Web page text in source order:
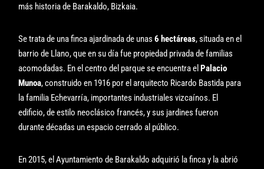
más historia de Barakaldo, Bizkaia.
Se trata de una finca ajardinada de unas6 hectáreas, situada en el
barrio de Llano, que en su día fue propiedad privada de familias
acomodadas. En el centro del parque se encuentra elPalacio
Munoa, construido en 1916 por el arquitecto Ricardo Bastida para
la familia Echevarría, importantes industriales vizcaínos. El
edificio, de estilo neoclásico francés, y sus jardines fueron
durante décadas un espacio cerrado al público.
En 2015, el Ayuntamiento de Barakaldo adquirió la finca y la abrió